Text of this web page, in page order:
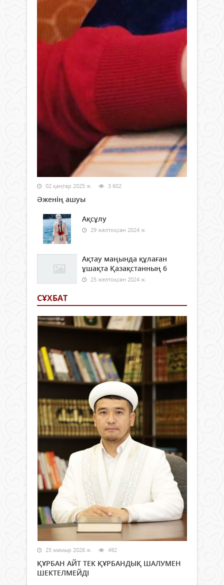
02 қаңтар 2025 ж. 3 602
Әженің ашуы
Ақсұлу
29 желтоқсан 2024 ж.
Ақтау маңында құлаған
ұшақта Қазақстанның 6
25 желтоқсан 2024 ж.
СҰХБАТ
25 мамыр 2026 ж. 492
ҚҰРБАН АЙТ ТЕК ҚҰРБАНДЫҚ ШАЛУМЕН
ШЕКТЕЛМЕЙДІ